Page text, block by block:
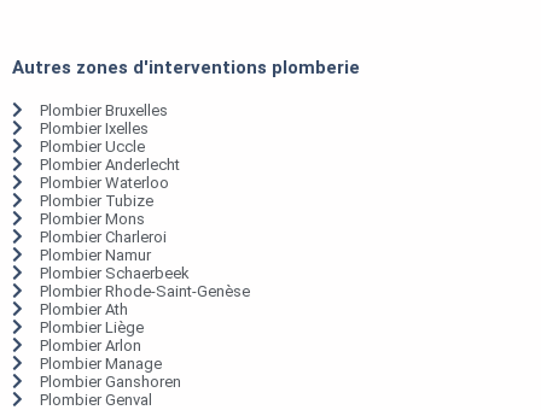
Autres zones d'interventions plomberie
Plombier Bruxelles
Plombier Ixelles
Plombier Uccle
Plombier Anderlecht
Plombier Waterloo
Plombier Tubize
Plombier Mons
Plombier Charleroi
Plombier Namur
Plombier Schaerbeek
Plombier Rhode-Saint-Genèse
Plombier Ath
Plombier Liège
Plombier Arlon
Plombier Manage
Plombier Ganshoren
Plombier Genval